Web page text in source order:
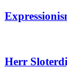
Herr